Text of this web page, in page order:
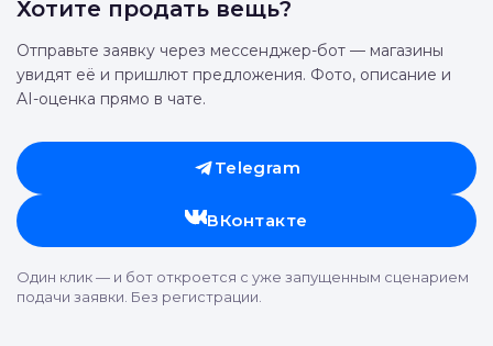
Хотите продать вещь?
Отправьте заявку через мессенджер-бот — магазины
увидят её и пришлют предложения. Фото, описание и
AI-оценка прямо в чате.
Telegram
ВКонтакте
Один клик — и бот откроется с уже запущенным сценарием
подачи заявки. Без регистрации.